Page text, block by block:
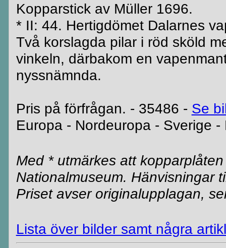
Kopparstick av Müller 1696.
* II: 44. Hertigdömet Dalarnes
Två korslagda pilar i röd sköld
vinkeln, därbakom en
nyssnämnda.
Pris på förfrågan. - 35486 - Se
Europa - Nordeuropa - Sverige -
Med * utmärkes att
Nationalmuseum. Hänvisningar
Priset avser originalupplagan,
Lista över bilder samt några